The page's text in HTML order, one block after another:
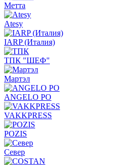
Метта
Atesy
IARP (Италия)
ТПК "ШЕФ"
Мартэл
ANGELO PO
VAKKPRESS
POZIS
Север